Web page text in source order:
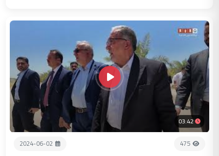
03:42
475
2024-06-02